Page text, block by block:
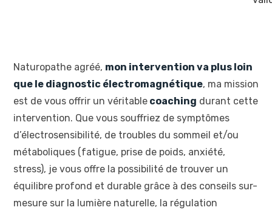
Naturopathe agréé, mon intervention va plus loin
que le diagnostic électromagnétique, ma mission
est de vous offrir un véritable coaching durant cette
intervention. Que vous souffriez de symptômes
d’électrosensibilité, de troubles du sommeil et/ou
métaboliques (fatigue, prise de poids, anxiété,
stress), je vous offre la possibilité de trouver un
équilibre profond et durable grâce à des conseils sur-
mesure sur la lumière naturelle, la régulation